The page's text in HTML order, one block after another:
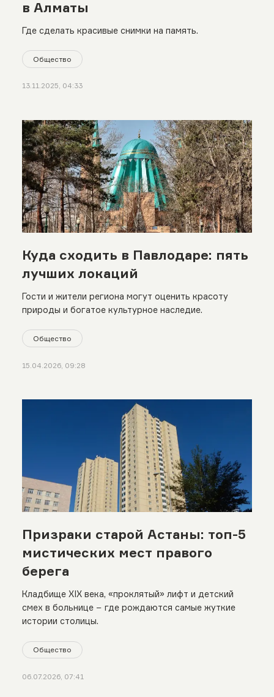
в Алматы
Где сделать красивые снимки на память.
Общество
13.11.2025, 04:33
Куда сходить в Павлодаре: пять
лучших локаций
Гости и жители региона могут оценить красоту
природы и богатое культурное наследие.
Общество
15.04.2026, 09:28
Призраки старой Астаны: топ-5
мистических мест правого
берега
Кладбище XIX века, «проклятый» лифт и детский
смех в больнице − где рождаются самые жуткие
истории столицы.
Общество
06.07.2026, 07:41